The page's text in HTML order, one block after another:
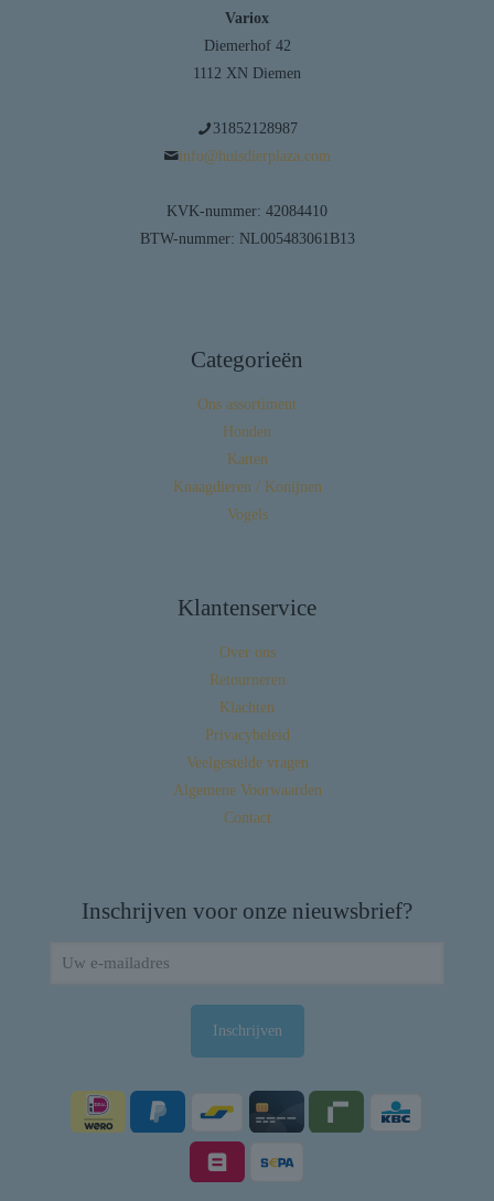
Variox
Diemerhof 42
1112 XN Diemen
31852128987
info@huisdierplaza.com
KVK-nummer: 42084410
BTW-nummer: NL005483061B13
Categorieën
Ons assortiment
Honden
Katten
Knaagdieren / Konijnen
Vogels
Klantenservice
Over ons
Retourneren
Klachten
Privacybeleid
Veelgestelde vragen
Algemene Voorwaarden
Contact
Inschrijven voor onze nieuwsbrief?